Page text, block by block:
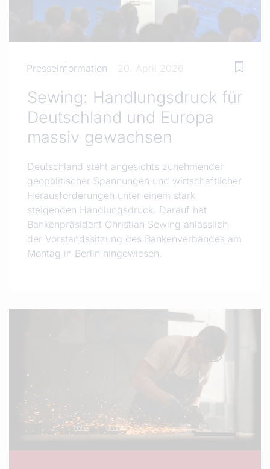
Presseinformation 20. April 2026
Sewing: Handlungsdruck für
Deutschland und Europa
massiv gewachsen
Deutschland steht angesichts zunehmender
geopolitischer Spannungen und wirtschaftlicher
Herausforderungen unter einem stark
steigenden Handlungsdruck. Darauf hat
Bankenpräsident Christian Sewing anlässlich
der Vorstandssitzung des Bankenverbandes am
Montag in Berlin hingewiesen.